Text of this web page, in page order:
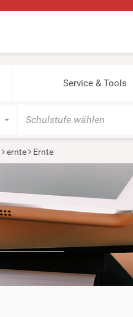
Service & Tools
Schulstufe wählen
ernte Ernte